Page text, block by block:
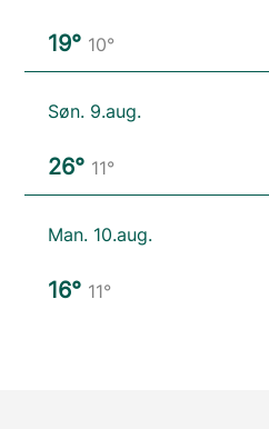
19° 10°
Søn. 9.aug.
26° 11°
Man. 10.aug.
16° 11°